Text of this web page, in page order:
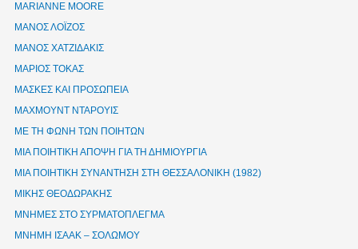
ΜΑRIANNE MOORE
ΜΑΝΟΣ ΛΟΪΖΟΣ
ΜΑΝΟΣ ΧΑΤΖΙΔΑΚΙΣ
ΜΑΡΙΟΣ ΤΟΚΑΣ
ΜΑΣΚΕΣ ΚΑΙ ΠΡΟΣΩΠΕΙΑ
ΜΑΧΜΟΥΝΤ ΝΤΑΡΟΥΙΣ
ΜΕ ΤΗ ΦΩΝΗ ΤΩΝ ΠΟΙΗΤΩΝ
ΜΙΑ ΠΟΙΗΤΙΚΗ ΑΠΟΨΗ ΓΙΑ ΤΗ ΔΗΜΙΟΥΡΓΙΑ
ΜΙΑ ΠΟΙΗΤΙΚΗ ΣΥΝΑΝΤΗΣΗ ΣΤΗ ΘΕΣΣΑΛΟΝΙΚΗ (1982)
ΜΙΚΗΣ ΘΕΟΔΩΡΑΚΗΣ
ΜΝΗΜΕΣ ΣΤΟ ΣΥΡΜΑΤΟΠΛΕΓΜΑ
ΜΝΗΜΗ ΙΣΑΑΚ – ΣΟΛΩΜΟΥ